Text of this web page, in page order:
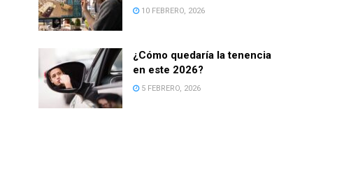
10 FEBRERO, 2026
¿Cómo quedaría la tenencia
en este 2026?
5 FEBRERO, 2026